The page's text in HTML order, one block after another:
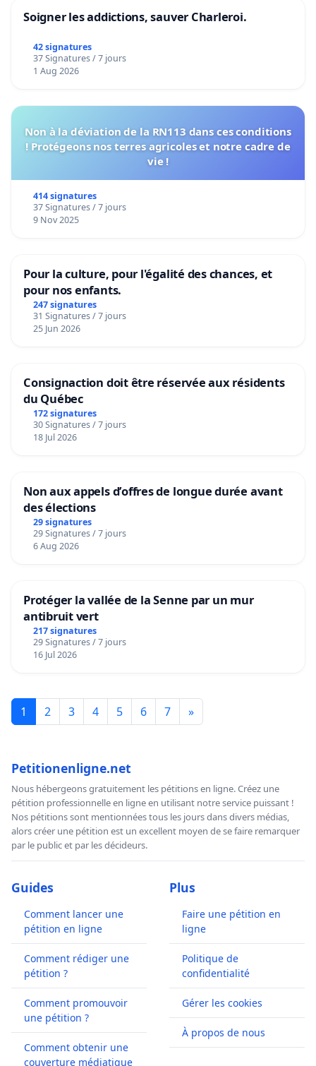
Soigner les addictions, sauver Charleroi.
42 signatures
37 Signatures / 7 jours
1 Aug 2026
Non à la déviation de la RN113 dans ces conditions
! Protégeons nos terres agricoles et notre cadre de
vie !
414 signatures
37 Signatures / 7 jours
9 Nov 2025
Pour la culture, pour l'égalité des chances, et
pour nos enfants.
247 signatures
31 Signatures / 7 jours
25 Jun 2026
Consignaction doit être réservée aux résidents
du Québec
172 signatures
30 Signatures / 7 jours
18 Jul 2026
Non aux appels d’offres de longue durée avant
des élections
29 signatures
29 Signatures / 7 jours
6 Aug 2026
Protéger la vallée de la Senne par un mur
antibruit vert
217 signatures
29 Signatures / 7 jours
16 Jul 2026
1 2 3 4 5 6 7 »
Petitionenligne.net
Nous hébergeons gratuitement les pétitions en ligne. Créez une
pétition professionnelle en ligne en utilisant notre service puissant !
Nos pétitions sont mentionnées tous les jours dans divers médias,
alors créer une pétition est un excellent moyen de se faire remarquer
par le public et par les décideurs.
Guides
Comment lancer une
pétition en ligne
Comment rédiger une
pétition ?
Comment promouvoir
une pétition ?
Comment obtenir une
couverture médiatique
Plus
Faire une pétition en
ligne
Politique de
confidentialité
Gérer les cookies
À propos de nous